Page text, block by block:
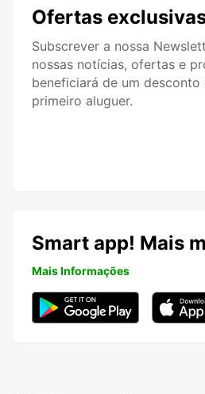
Ofertas
Subscrever a nossa
nossas notícias, ofertas e
beneficiará de um desconto
primeiro aluguer.
Smart app! Mais
Mais Informações